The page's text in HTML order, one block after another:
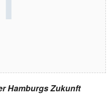
Hamburgs Zukunft